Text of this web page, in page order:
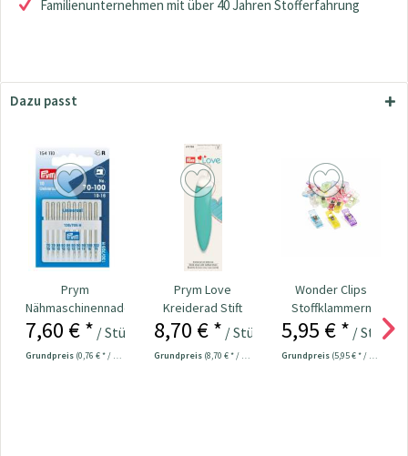
Familienunternehmen mit über 40 Jahren Stofferfahrung
Dazu passt
Prym
Nähmaschinennadeln
130/705
Universal...
7,60 € * / Stück
Grundpreis (0,76 € * / 1 Stück)
Prym Love
Kreiderad Stift
ergonomic Nr.
8,70 € * / Stück
Grundpreis (8,70 € * / 1 Stück)
Wonder Clips
Stoffklammern
klein - 20 Stück
5,95 € * / Stück
Grundpreis (5,95 € * / 1 Stück)